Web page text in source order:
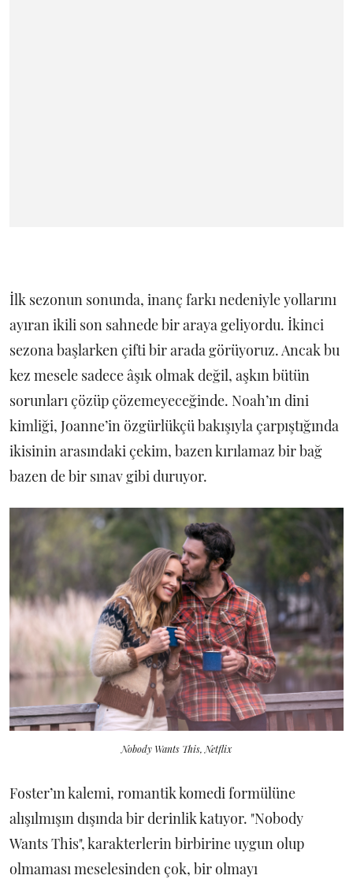
İlk sezonun sonunda, inanç farkı nedeniyle yollarını
ayıran ikili son sahnede bir araya geliyordu. İkinci
sezona başlarken çifti bir arada görüyoruz. Ancak bu
kez mesele sadece âşık olmak değil, aşkın bütün
sorunları çözüp çözemeyeceğinde. Noah’ın dini
kimliği, Joanne’in özgürlükçü bakışıyla çarpıştığında
ikisinin arasındaki çekim, bazen kırılamaz bir bağ
bazen de bir sınav gibi duruyor.
Nobody Wants This, Netflix
Foster’ın kalemi, romantik komedi formülüne
alışılmışın dışında bir derinlik katıyor. "Nobody
Wants This", karakterlerin birbirine uygun olup
olmaması meselesinden çok, bir olmayı